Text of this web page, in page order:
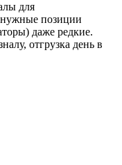
для
нужные позиции
даже редкие.
отгрузка день в